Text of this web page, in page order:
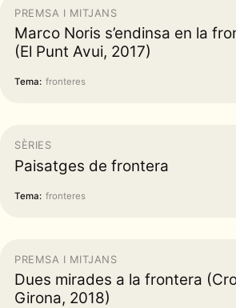
PREMSA I MITJANS
Marco Noris s’endinsa en la
(El Punt Avui, 2017)
Tema: fronteres
SÈRIES
Paisatges de frontera
Tema: fronteres
PREMSA I MITJANS
Dues mirades a la frontera
Girona, 2018)